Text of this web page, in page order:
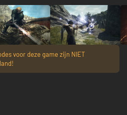
voor deze game zijn NIET